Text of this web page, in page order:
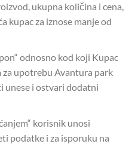
ukupna količina i cena,
kupac za iznose manje od
odnosno kod koji Kupac
za upotrebu Avantura park
unese i ostvari dodatni
korisnik unosi
podatke i za isporuku na